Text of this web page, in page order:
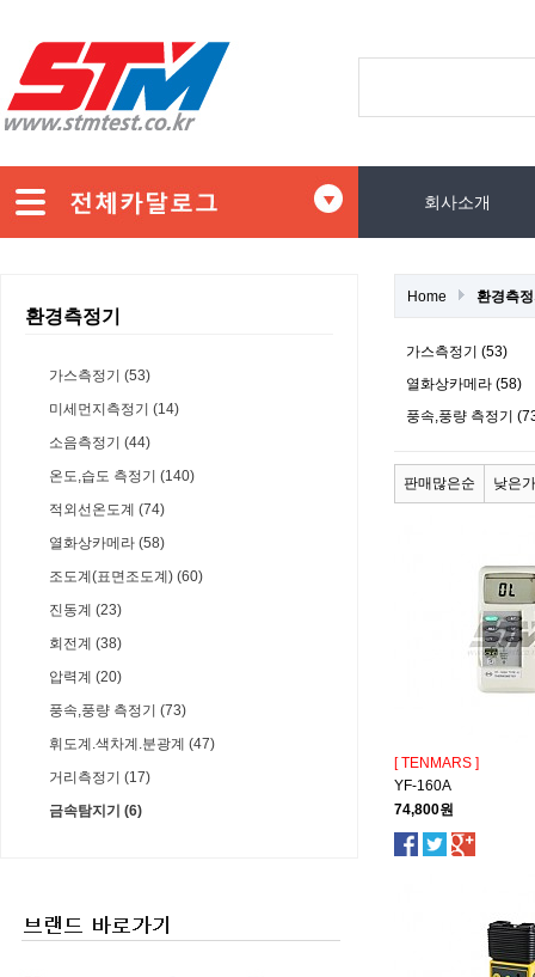
회사소개
환경측정기
가스측정기 (53)
미세먼지측정기 (14)
소음측정기 (44)
온도,습도 측정기 (140)
적외선온도계 (74)
열화상카메라 (58)
조도계(표면조도계) (60)
진동계 (23)
회전계 (38)
압력계 (20)
풍속,풍량 측정기 (73)
휘도계.색차계.분광계 (47)
거리측정기 (17)
금속탐지기 (6)
Home 환경측
가스측정기 (53)
열화상카메라 (58)
풍속,풍량 측정기
판매많은순 낮은
[ TENMARS ]
YF-160A
74,800원